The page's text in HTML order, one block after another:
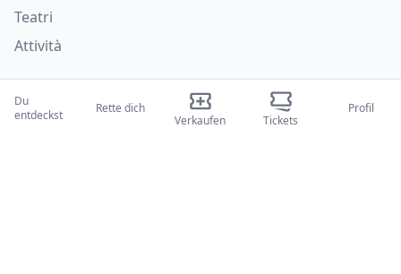
Teatri
Attività
Über uns
Du
entdeckst
Rette dich
Verkaufen
Tickets
Profil